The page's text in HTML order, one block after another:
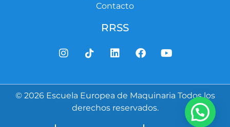
Contacto
RRSS
© 2026 Escuela Europea de Maquinaria Todos los
derechos reservados.